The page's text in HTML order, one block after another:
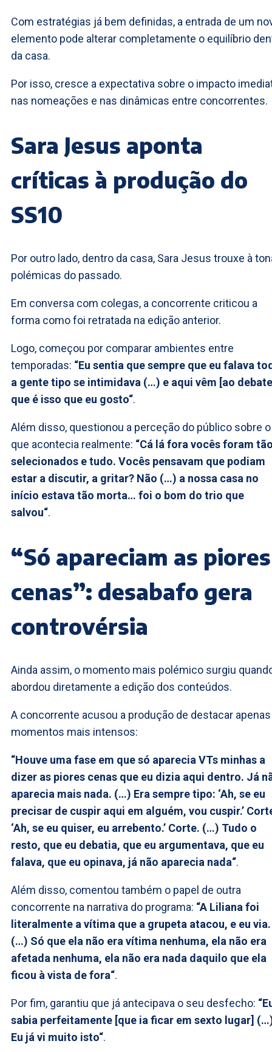
Com estratégias já bem definidas, a entrada de um
elemento pode alterar completamente o equilíbrio
da casa.
Por isso, cresce a expectativa sobre o impacto
nas nomeações e nas dinâmicas entre concorrentes.
Sara Jesus aponta
críticas à produção do
SS10
Por outro lado, dentro da casa, Sara Jesus trouxe à
polémicas do passado.
Em conversa com colegas, a concorrente criticou a
forma como foi retratada na edição anterior.
Logo, começou por comparar ambientes entre
temporadas: “Eu sentia que sempre que eu falava
a gente tipo se intimidava (…) e aqui vêm [ao
que é isso que eu gosto“.
Além disso, questionou a perceção do público sobre o
que acontecia realmente: “Cá lá fora vocês foram
selecionados e tudo. Vocês pensavam que podiam
estar a discutir, a gritar? Não (…) a nossa casa no
início estava tão morta… foi o bom do trio que
salvou“.
“Só apareciam as piores
cenas”: desabafo gera
controvérsia
Ainda assim, o momento mais polémico surgiu
abordou diretamente a edição dos conteúdos.
A concorrente acusou a produção de destacar
momentos mais intensos:
“Houve uma fase em que só aparecia VTs minhas a
dizer as piores cenas que eu dizia aqui dentro. Já
aparecia mais nada. (…) Era sempre tipo: ‘Ah, se eu
precisar de cuspir aqui em alguém, vou cuspir.’
‘Ah, se eu quiser, eu arrebento.’ Corte. (…) Tudo o
resto, que eu debatia, que eu argumentava, que eu
falava, que eu opinava, já não aparecia nada“.
Além disso, comentou também o papel de outra
concorrente na narrativa do programa: “A Liliana foi
literalmente a vítima que a grupeta atacou, e eu via.
(…) Só que ela não era vítima nenhuma, ela não era
afetada nenhuma, ela não era nada daquilo que ela
ficou à vista de fora“.
Por fim, garantiu que já antecipava o seu desfecho:
sabia perfeitamente [que ia ficar em sexto lugar]
Eu já vi muito isto“.